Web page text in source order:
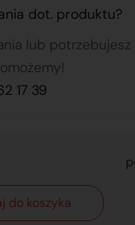
dot. produktu?
lub
17 39
do koszyka